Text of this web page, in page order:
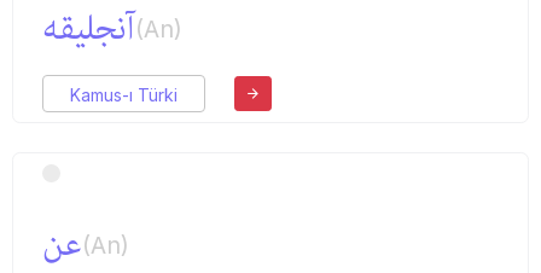
آنجلیقه(An)
Kamus-ı Türki
عن(An)